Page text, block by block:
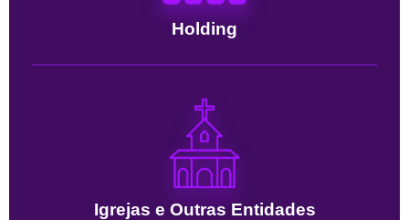
Holding
Igrejas e Outras Entidades